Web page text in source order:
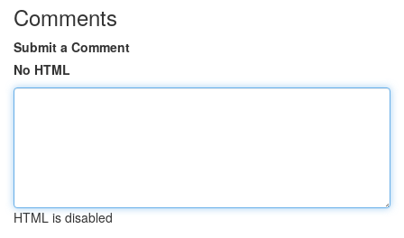
Comments
Submit a Comment
No HTML
HTML is disabled